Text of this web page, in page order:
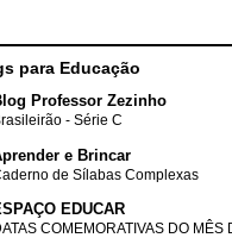
para Educação
Professor Zezinho
- Série C
e Brincar
de Sílabas Complexas
EDUCAR
COMEMORATIVAS DO MÊS